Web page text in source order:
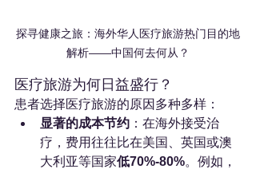
探寻健康之旅：海外华人医疗旅游热门目的地
解析——中国何去何从？
医疗旅游为何日益盛行？
患者选择医疗旅游的原因多种多样：
显著的成本节约 ：在海外接受治
疗，费用往往比在美国、英国或澳
大利亚等国家低70%-80%。例如，